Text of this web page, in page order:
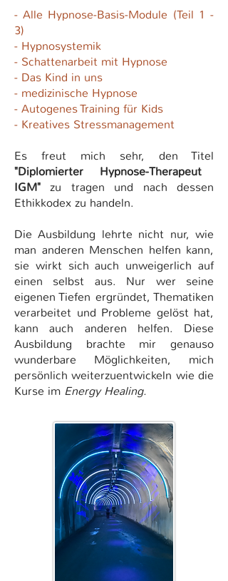
- Alle Hypnose-Basis-Module (Teil 1 -
3)
- Hypnosystemik
- Schattenarbeit mit Hypnose
- Das Kind in uns
- medizinische Hypnose
- Autogenes Training für Kids
- Kreatives Stressmanagement
Es freut mich sehr, den Titel
"Diplomierter Hypnose-Therapeut
IGM"zu tragen und nach dessen
Ethikkodex zu handeln.
Die Ausbildung lehrte nicht nur, wie
man anderen Menschen helfen kann,
sie wirkt sich auch unweigerlich auf
einen selbst aus. Nur wer seine
eigenen Tiefen ergründet, Thematiken
verarbeitet und Probleme gelöst hat,
kann auch anderen helfen. Diese
Ausbildung brachte mir genauso
wunderbare Möglichkeiten, mich
persönlich weiterzuentwickeln wie die
Kurse im Energy Healing.